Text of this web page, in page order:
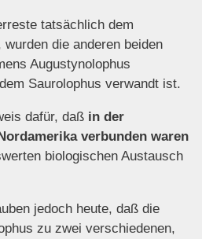
tatsächlich dem
die anderen beiden
Augustynolophus
Saurolophus verwandt ist.
dafür, daß in der
verbunden waren
biologischen Austausch
jedoch heute, daß die
zu zwei verschiedenen,